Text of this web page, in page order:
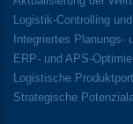
Logistik-Controlling
Integriertes Planungs-
ERP- und APS-
Logistische
Strategische